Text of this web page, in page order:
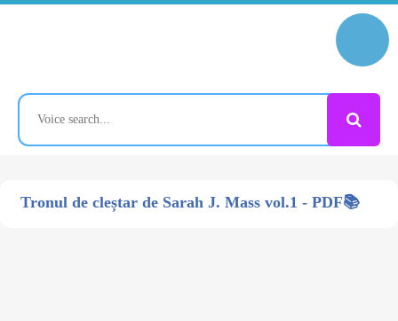
Tronul de cleștar de Sarah J. Mass vol.1 - PDF📚